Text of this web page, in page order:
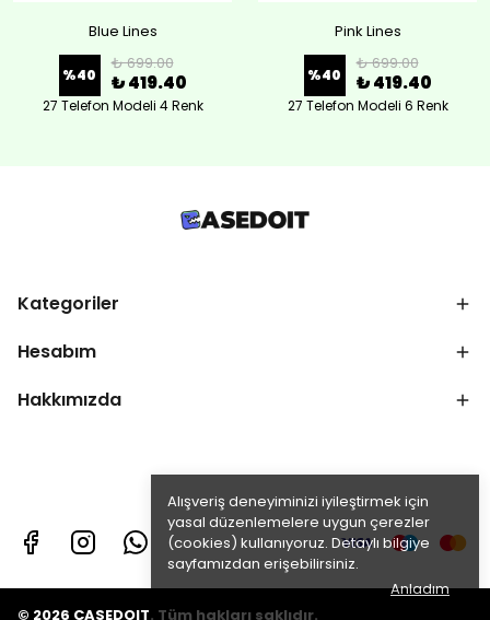
Alışveriş deneyiminizi iyileştirmek için
yasal düzenlemelere uygun çerezler
(cookies) kullanıyoruz. Detaylı bilgiye
sayfamızdan erişebilirsiniz.
Anladım
Blue Lines
%40
₺ 699.00
₺ 419.40
27 Telefon Modeli 4 Renk
Pink Lines
%40
₺ 699.00
₺ 419.40
27 Telefon Modeli 6 Renk
Kategoriler
Hesabım
Hakkımızda
© 2026 CASEDOIT. Tüm hakları saklıdır.